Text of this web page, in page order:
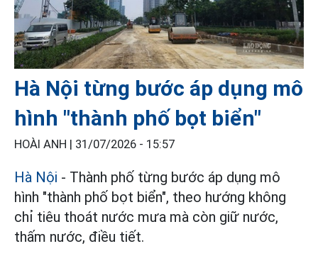
Hà Nội từng bước áp dụng mô
hình "thành phố bọt biển"
HOÀI ANH | 31/07/2026 - 15:57
Hà Nội - Thành phố từng bước áp dụng mô
hình "thành phố bọt biển", theo hướng không
chỉ tiêu thoát nước mưa mà còn giữ nước,
thấm nước, điều tiết.